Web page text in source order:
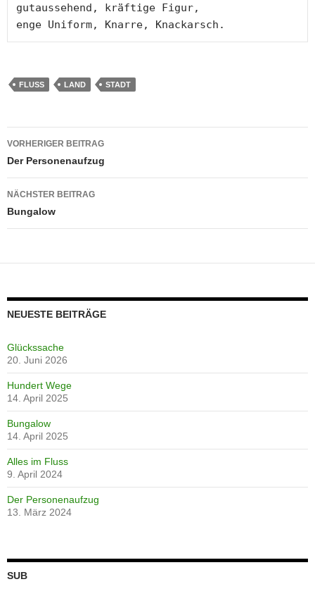
gutaussehend, kräftige Figur,
enge Uniform, Knarre, Knackarsch.
FLUSS LAND STADT
Beitragsnavigation
VORHERIGER BEITRAG
Der Personenaufzug
NÄCHSTER BEITRAG
Bungalow
NEUESTE BEITRÄGE
Glückssache
20. Juni 2026
Hundert Wege
14. April 2025
Bungalow
14. April 2025
Alles im Fluss
9. April 2024
Der Personenaufzug
13. März 2024
SUB